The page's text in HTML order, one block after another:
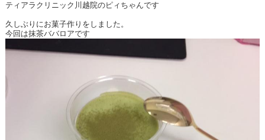
ティアラクリニック川越院のピィちゃんです
久しぶりにお菓子作りをしました。
今回は抹茶ババロアです